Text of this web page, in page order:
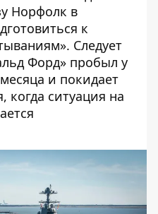
Норфолк в
к
Следует
Форд» пробыл у
и покидает
когда ситуация на